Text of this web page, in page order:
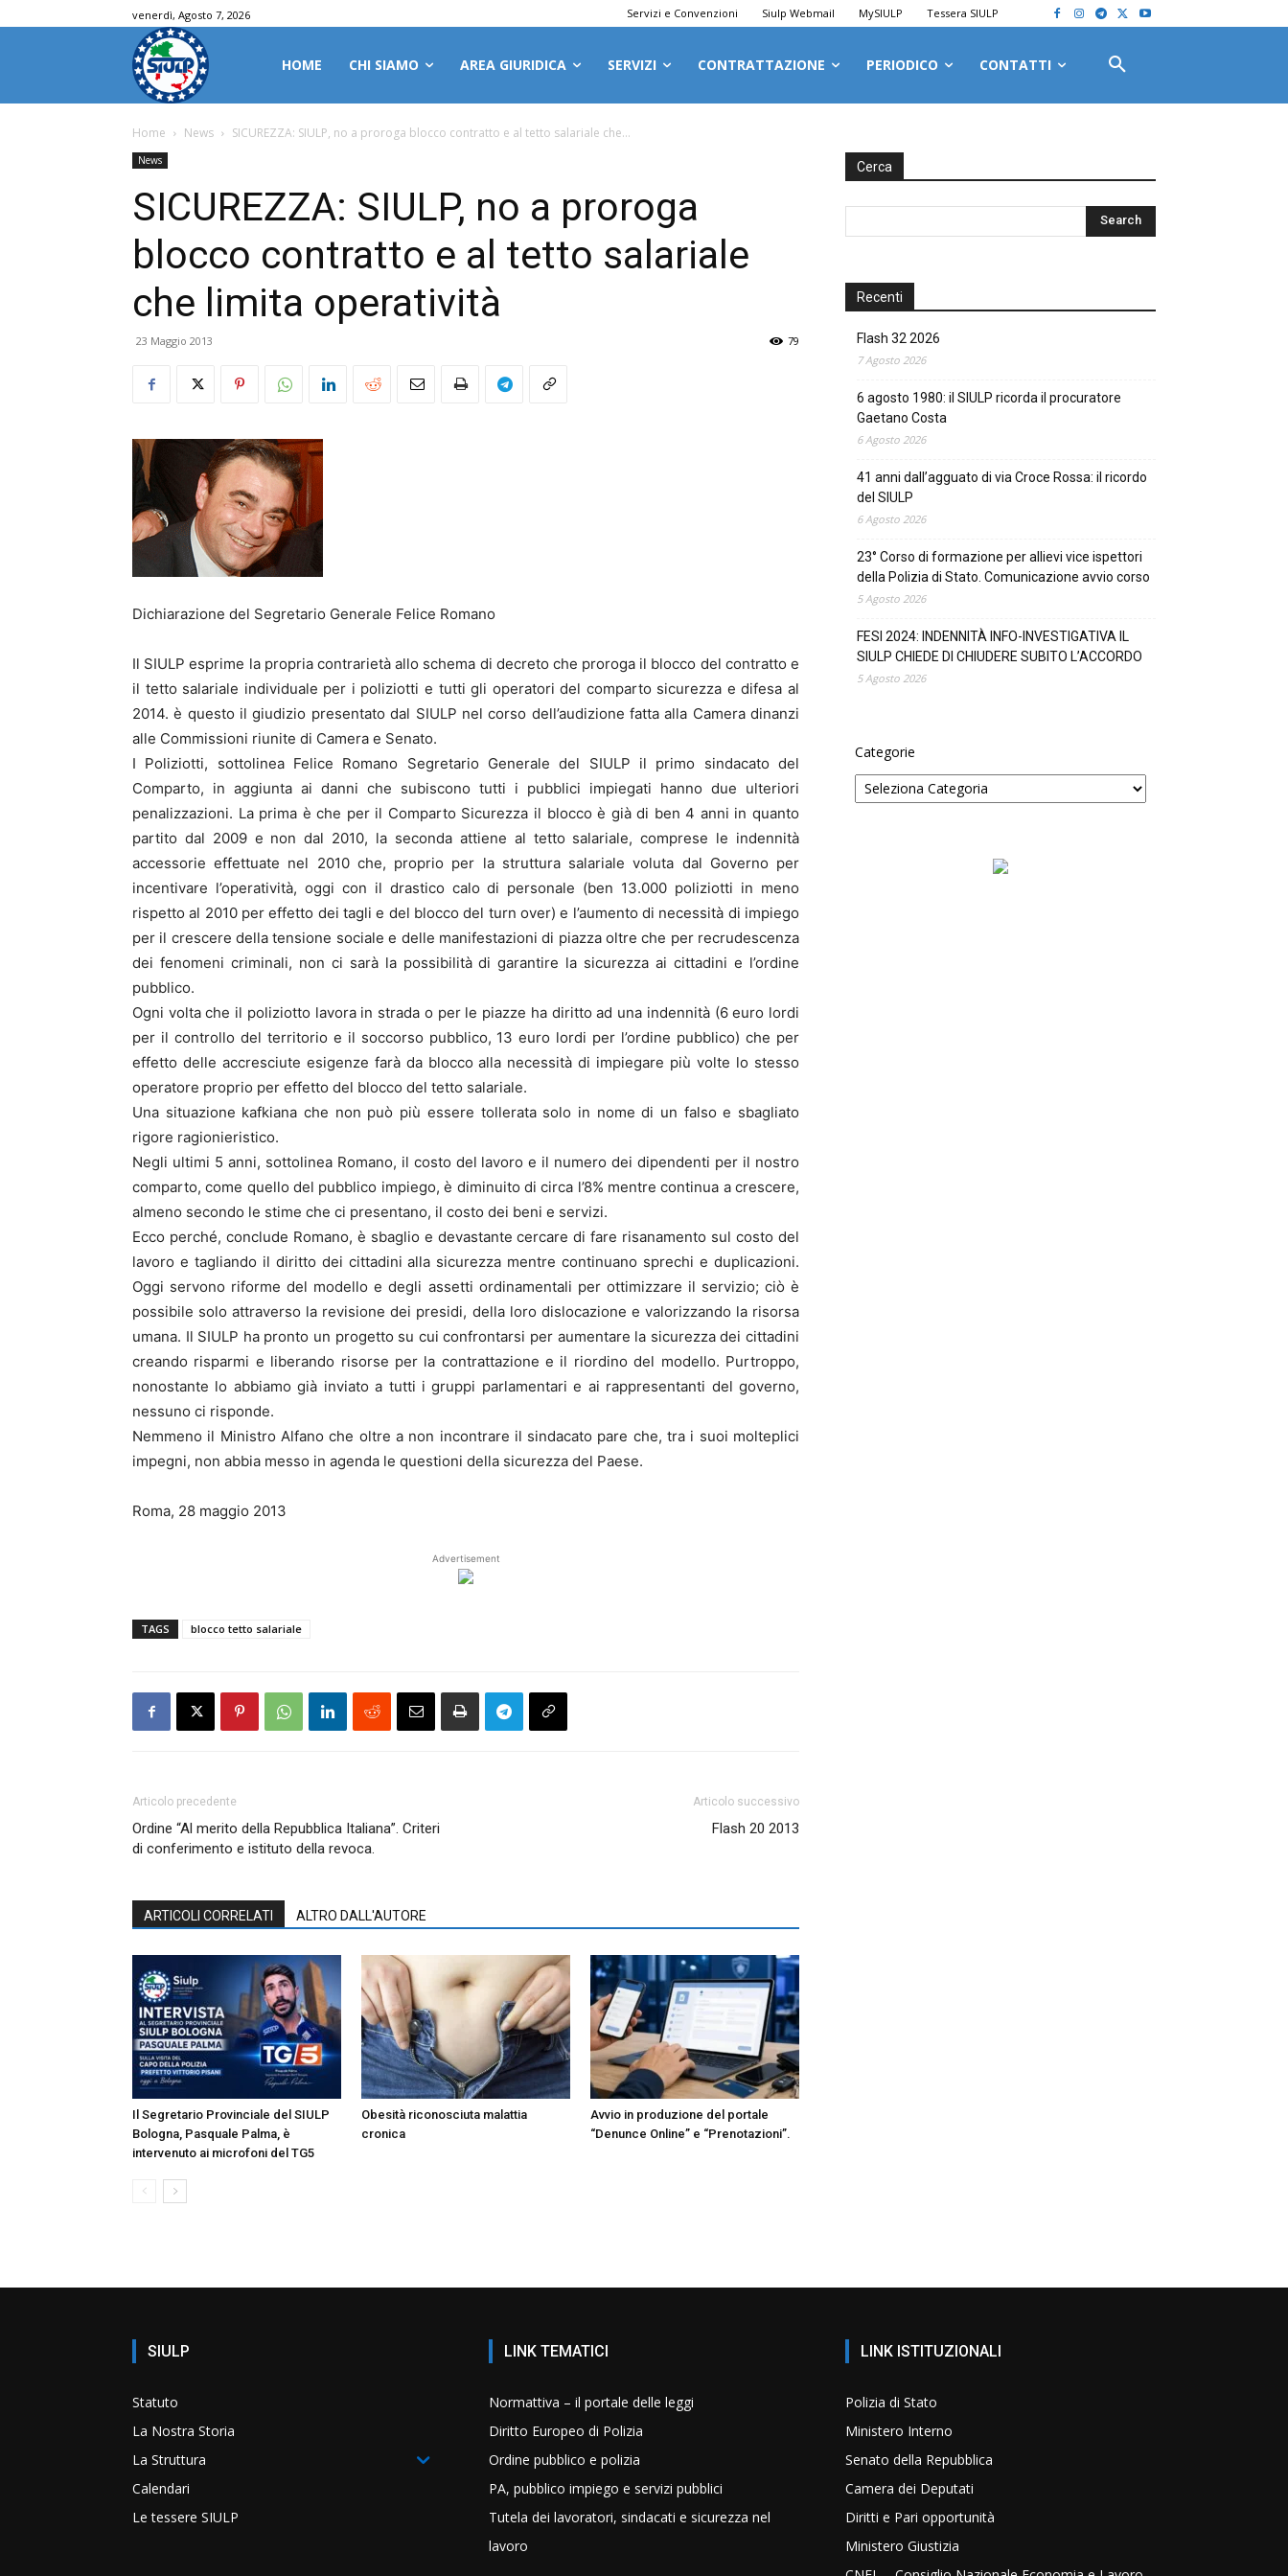
venerdì, Agosto 7, 2026 Servizi e Convenzioni Siulp Webmail MySIULP Tessera SIULP
HOME CHI SIAMO AREA GIURIDICA SERVIZI CONTRATTAZIONE PERIODICO CONTATTI
Home News SICUREZZA: SIULP, no a proroga blocco contratto e al tetto salariale che...
News
SICUREZZA: SIULP, no a proroga
blocco contratto e al tetto salariale
che limita operatività
23 Maggio 2013 79
Dichiarazione del Segretario Generale Felice Romano
Il SIULP esprime la propria contrarietà allo schema di decreto che proroga il blocco del contratto e
il tetto salariale individuale per i poliziotti e tutti gli operatori del comparto sicurezza e difesa al
2014. è questo il giudizio presentato dal SIULP nel corso dell’audizione fatta alla Camera dinanzi
alle Commissioni riunite di Camera e Senato.
I Poliziotti, sottolinea Felice Romano Segretario Generale del SIULP il primo sindacato del
Comparto, in aggiunta ai danni che subiscono tutti i pubblici impiegati hanno due ulteriori
penalizzazioni. La prima è che per il Comparto Sicurezza il blocco è già di ben 4 anni in quanto
partito dal 2009 e non dal 2010, la seconda attiene al tetto salariale, comprese le indennità
accessorie effettuate nel 2010 che, proprio per la struttura salariale voluta dal Governo per
incentivare l’operatività, oggi con il drastico calo di personale (ben 13.000 poliziotti in meno
rispetto al 2010 per effetto dei tagli e del blocco del turn over) e l’aumento di necessità di impiego
per il crescere della tensione sociale e delle manifestazioni di piazza oltre che per recrudescenza
dei fenomeni criminali, non ci sarà la possibilità di garantire la sicurezza ai cittadini e l’ordine
pubblico.
Ogni volta che il poliziotto lavora in strada o per le piazze ha diritto ad una indennità (6 euro lordi
per il controllo del territorio e il soccorso pubblico, 13 euro lordi per l’ordine pubblico) che per
effetto delle accresciute esigenze farà da blocco alla necessità di impiegare più volte lo stesso
operatore proprio per effetto del blocco del tetto salariale.
Una situazione kafkiana che non può più essere tollerata solo in nome di un falso e sbagliato
rigore ragionieristico.
Negli ultimi 5 anni, sottolinea Romano, il costo del lavoro e il numero dei dipendenti per il nostro
comparto, come quello del pubblico impiego, è diminuito di circa l’8% mentre continua a crescere,
almeno secondo le stime che ci presentano, il costo dei beni e servizi.
Ecco perché, conclude Romano, è sbaglio e devastante cercare di fare risanamento sul costo del
lavoro e tagliando il diritto dei cittadini alla sicurezza mentre continuano sprechi e duplicazioni.
Oggi servono riforme del modello e degli assetti ordinamentali per ottimizzare il servizio; ciò è
possibile solo attraverso la revisione dei presidi, della loro dislocazione e valorizzando la risorsa
umana. Il SIULP ha pronto un progetto su cui confrontarsi per aumentare la sicurezza dei cittadini
creando risparmi e liberando risorse per la contrattazione e il riordino del modello. Purtroppo,
nonostante lo abbiamo già inviato a tutti i gruppi parlamentari e ai rappresentanti del governo,
nessuno ci risponde.
Nemmeno il Ministro Alfano che oltre a non incontrare il sindacato pare che, tra i suoi molteplici
impegni, non abbia messo in agenda le questioni della sicurezza del Paese.
Roma, 28 maggio 2013
Advertisement
TAGS blocco tetto salariale
Articolo precedente
Ordine “Al merito della Repubblica Italiana”. Criteri
di conferimento e istituto della revoca.
Articolo successivo
Flash 20 2013
ARTICOLI CORRELATI ALTRO DALL'AUTORE
Il Segretario Provinciale del SIULP
Bologna, Pasquale Palma, è
intervenuto ai microfoni del TG5
Obesità riconosciuta malattia
cronica
Avvio in produzione del portale
“Denunce Online” e “Prenotazioni”.
Cerca
Recenti
Flash 32 2026
7 Agosto 2026
6 agosto 1980: il SIULP ricorda il procuratore
Gaetano Costa
6 Agosto 2026
41 anni dall’agguato di via Croce Rossa: il ricordo
del SIULP
6 Agosto 2026
23° Corso di formazione per allievi vice ispettori
della Polizia di Stato. Comunicazione avvio corso
5 Agosto 2026
FESI 2024: INDENNITÀ INFO-INVESTIGATIVA IL
SIULP CHIEDE DI CHIUDERE SUBITO L’ACCORDO
5 Agosto 2026
Categorie
SIULP
Statuto
La Nostra Storia
La Struttura
Calendari
Le tessere SIULP
LINK TEMATICI
Normattiva – il portale delle leggi
Diritto Europeo di Polizia
Ordine pubblico e polizia
PA, pubblico impiego e servizi pubblici
Tutela dei lavoratori, sindacati e sicurezza nel
lavoro
LINK ISTITUZIONALI
Polizia di Stato
Ministero Interno
Senato della Repubblica
Camera dei Deputati
Diritti e Pari opportunità
Ministero Giustizia